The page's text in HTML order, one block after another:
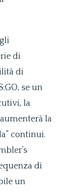
di
di
se un
la
la
continui.
di
un